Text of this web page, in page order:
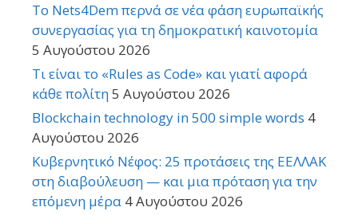
Το Nets4Dem περνά σε νέα φάση ευρωπαϊκής
συνεργασίας για τη δημοκρατική καινοτομία
5 Αυγούστου 2026
Τι είναι το «Rules as Code» και γιατί αφορά
κάθε πολίτη5 Αυγούστου 2026
Blockchain technology in 500 simple words 4
Αυγούστου 2026
Κυβερνητικό Νέφος: 25 προτάσεις της ΕΕΛΛΑΚ
στη διαβούλευση — και μια πρόταση για την
επόμενη μέρα 4 Αυγούστου 2026